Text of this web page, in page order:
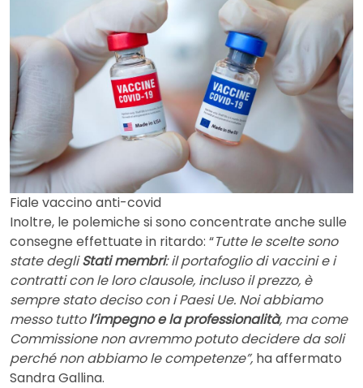
Fiale vaccino anti-covid
Inoltre, le polemiche si sono concentrate anche sulle
consegne effettuate in ritardo: “Tutte le scelte sono
state degliStati membri: il portafoglio di vaccini e i
contratti con le loro clausole, incluso il prezzo, è
sempre stato deciso con i Paesi Ue. Noi abbiamo
messo tuttol’impegno e la professionalità, ma come
Commissione non avremmo potuto decidere da soli
perché non abbiamo le competenze”, ha affermato
Sandra Gallina.